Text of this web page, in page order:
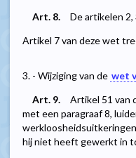
Art. 8.
De artikelen 2,
Artikel 7 van deze wet
3. - Wijziging van de wet
Art. 9.
Artikel 51 van
met een paragraaf 8,
hij niet heeft gewerkt in